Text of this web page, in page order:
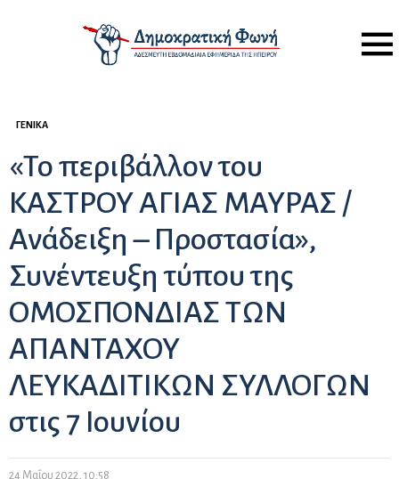
Menu
ΓΕΝΙΚΆ
«Το περιβάλλον του
ΚΑΣΤΡΟΥ ΑΓΙΑΣ ΜΑΥΡΑΣ /
Ανάδειξη – Προστασία»,
Συνέντευξη τύπου της
ΟΜΟΣΠΟΝΔΙΑΣ ΤΩΝ
ΑΠΑΝΤΑΧΟΥ
ΛΕΥΚΑΔΙΤΙΚΩΝ ΣΥΛΛΟΓΩΝ
στις 7 Ιουνίου
24 Μαΐου 2022, 10:58